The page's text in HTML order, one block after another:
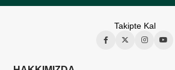
Takipte Kal